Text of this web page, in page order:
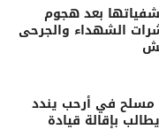
بعد هجوم
الشهداء والجرحى
مسلح في أرحب يندد
بإقالة قيادة